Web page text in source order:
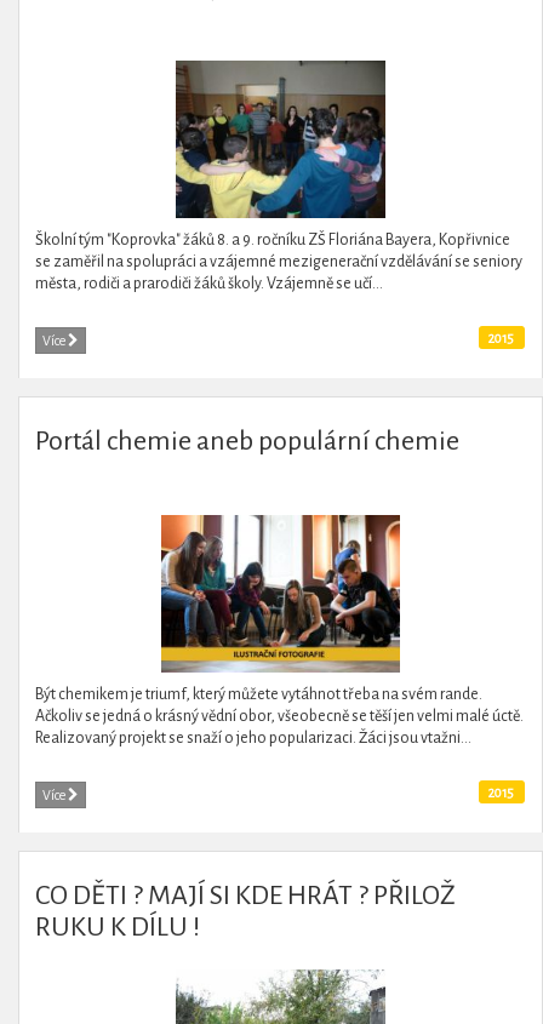
Školní tým "Koprovka" žáků 8. a 9. ročníku ZŠ Floriána Bayera, Kopřivnice
se zaměřil na spolupráci a vzájemné mezigenerační vzdělávání se seniory
města, rodiči a prarodiči žáků školy. Vzájemně se učí...
Více 2015
Portál chemie aneb populární chemie
Být chemikem je triumf, který můžete vytáhnot třeba na svém rande.
Ačkoliv se jedná o krásný vědní obor, všeobecně se těší jen velmi malé úctě.
Realizovaný projekt se snaží o jeho popularizaci. Žáci jsou vtažni...
Více 2015
CO DĚTI ? MAJÍ SI KDE HRÁT ? PŘILOŽ
RUKU K DÍLU !